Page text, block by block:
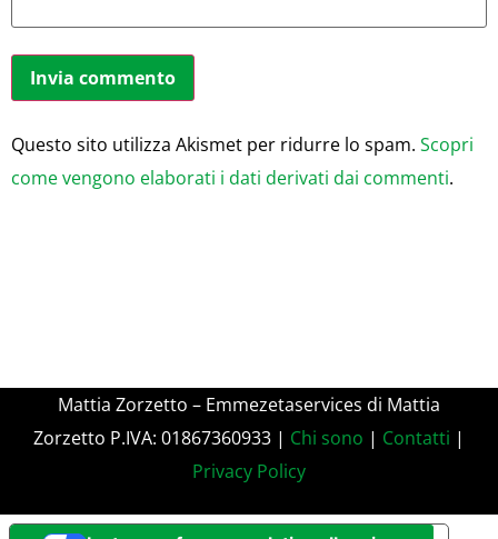
Questo sito utilizza Akismet per ridurre lo spam. Scopri
come vengono elaborati i dati derivati dai commenti.
Mattia Zorzetto – Emmezetaservices di Mattia
Zorzetto P.IVA: 01867360933 | Chi sono | Contatti |
Privacy Policy